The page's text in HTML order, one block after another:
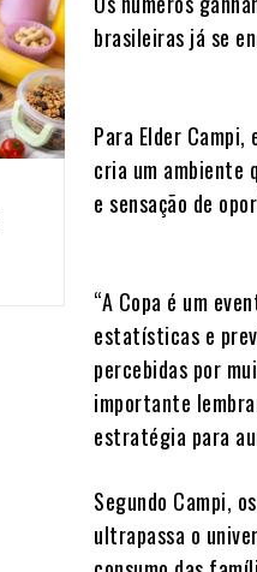
brasileiras já se
Para Elder
cria um ambiente
e sensação de
“A Copa é um
estatísticas e
percebidas por
importante
estratégia para
Segundo Campi,
ultrapassa o